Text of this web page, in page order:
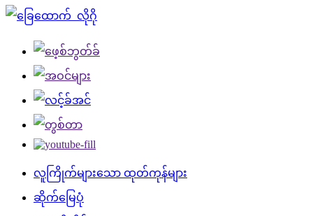
လူကြိုက်များသော ထုတ်ကုန်များ
ဆိုက်မြေပုံ